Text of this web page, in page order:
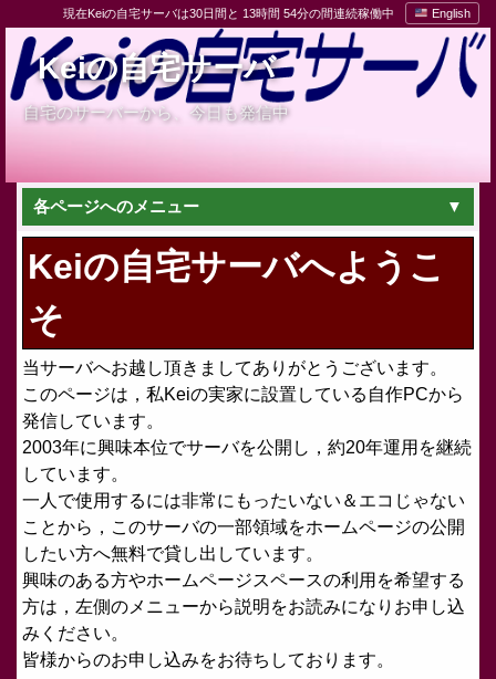
現在Keiの自宅サーバは30日間と 13時間 54分の間連続稼働中 English
Keiの自宅サーバ
自宅のサーバーから、今日も発信中
各ページへのメニュー
Keiの自宅サーバへようこ
そ
当サーバへお越し頂きましてありがとうございます。
このページは，私Keiの実家に設置している自作PCから
発信しています。
2003年に興味本位でサーバを公開し，約20年運用を継続
しています。
一人で使用するには非常にもったいない＆エコじゃない
ことから，このサーバの一部領域をホームページの公開
したい方へ無料で貸し出しています。
興味のある方やホームページスペースの利用を希望する
方は，左側のメニューから説明をお読みになりお申し込
みください。
皆様からのお申し込みをお待ちしております。